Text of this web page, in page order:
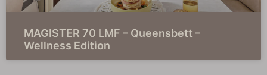
MAGISTER 70 LMF – Queensbett –
Wellness Edition